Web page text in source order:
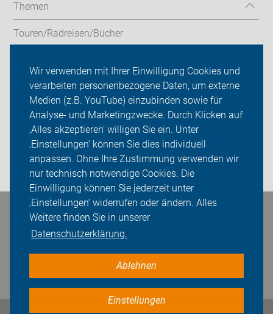
Wir verwenden mit Ihrer Einwilligung Cookies und
verarbeiten personenbezogene Daten, um externe
Medien (z.B. YouTube) einzubinden sowie für
Analyse- und Marketingzwecke. Durch Klicken auf
‚Alles akzeptieren‘ willigen Sie ein. Unter
‚Einstellungen‘ können Sie dies individuell
anpassen. Ohne Ihre Zustimmung verwenden wir
nur technisch notwendige Cookies. Die
Einwilligung können Sie jederzeit unter
‚Einstellungen‘ widerrufen oder ändern. Alles
Weitere finden Sie in unserer
Datenschutzerklärung.
Ablehnen
Einstellungen
Themen
Touren/Radreisen/Bücher
ADFC Leverkusen
Sei dabei
Presse
Login
Bleiben Sie in Kontakt